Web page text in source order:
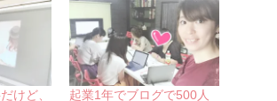
けど、
起業1年でブログで500人